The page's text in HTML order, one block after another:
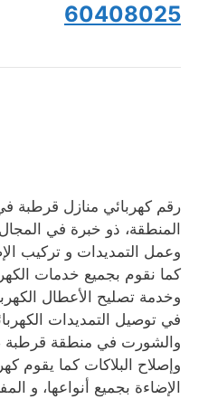
60408025
رقم كهربائي منازل قرطبة
المنطقة، ذو خبرة في
وعمل التمديدات و تركيب
كما نقوم بجميع خدمات
وخدمة تصليح الأعطال
في توصيل التمديدات
والشورت في منطقة قرطبة
وإصلاح البلاكات كما يقوم
الإضاءة بجميع أنواعها، و